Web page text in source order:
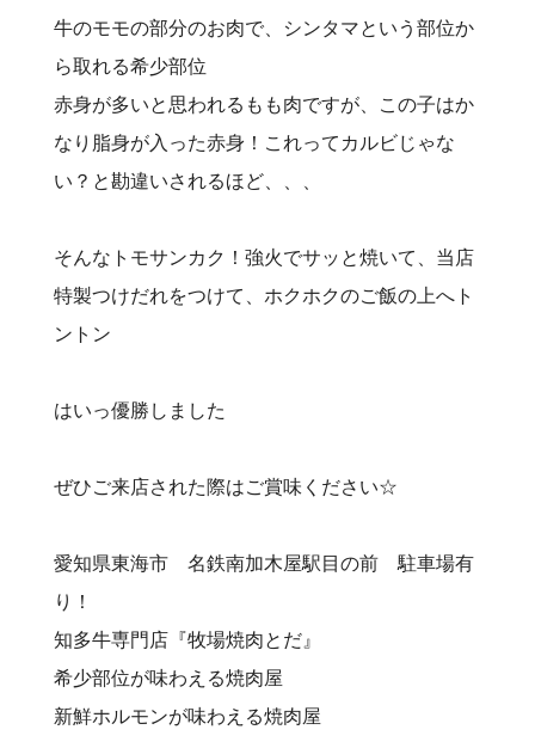
牛のモモの部分のお肉で、シンタマという部位か
ら取れる希少部位
赤身が多いと思われるもも肉ですが、この子はか
なり脂身が入った赤身！これってカルビじゃな
い？と勘違いされるほど、、、
そんなトモサンカク！強火でサッと焼いて、当店
特製つけだれをつけて、ホクホクのご飯の上へト
ントン
はいっ優勝しました
ぜひご来店された際はご賞味ください☆
愛知県東海市 名鉄南加木屋駅目の前 駐車場有
り！⠀
知多牛専門店『牧場焼肉とだ』⠀
希少部位が味わえる焼肉屋⠀
新鮮ホルモンが味わえる焼肉屋⠀